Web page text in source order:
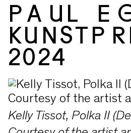
PAUL
2024
Kelly Tissot, Polka II